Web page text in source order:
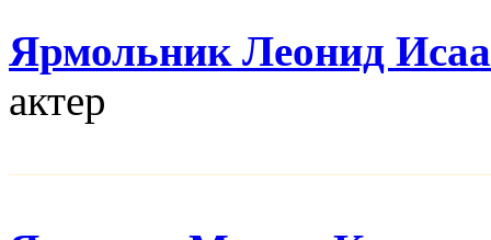
Ярмольник Леонид
актер